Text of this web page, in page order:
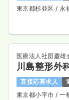
東京都杉並区/ 永
医療法人社団慶雄
川島整形外
直接応募求人
東京都小平市/ 一